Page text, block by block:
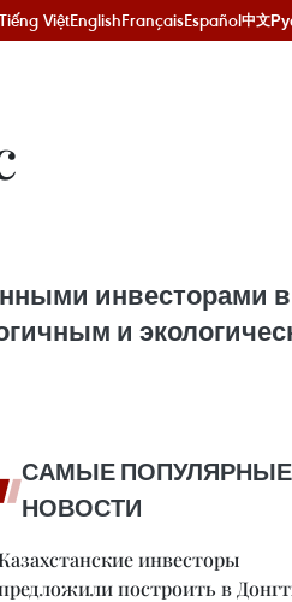
Tiếng ViệtEnglishFrançaisEspañol中文
инвесторами
и
САМЫЕ ПОПУЛЯРНЫЕ
НОВОСТИ
инвесторы
построить в